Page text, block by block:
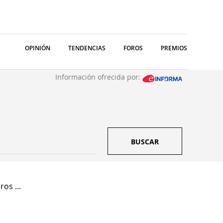
OPINIÓN TENDENCIAS FOROS PREMIOS
Información ofrecida por:
BUSCAR
...